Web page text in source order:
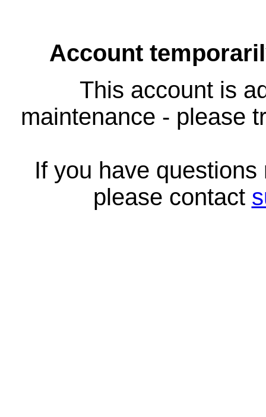
Account
This account is
maintenance - please
If you have
please contact